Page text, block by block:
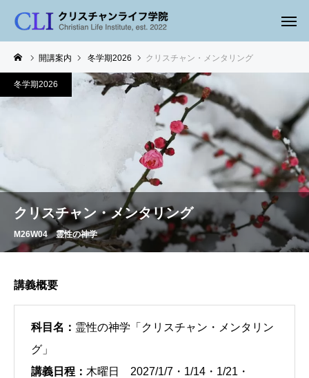
開講案内 冬学期2026 クリスチャン・メンタリング
クリスチャン・メンタリング
M26W04 霊性の神学
冬学期2026
講義概要
科目名： 霊性の神学「クリスチャン・メンタリン
グ」
講義日程： 木曜日 2027/1/7・1/14・1/21・